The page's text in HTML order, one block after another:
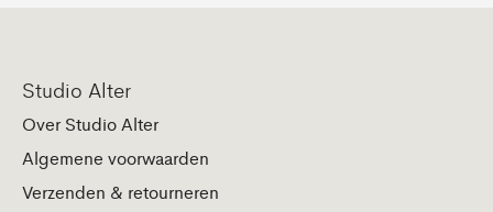
Studio Alter
Over Studio Alter
Algemene voorwaarden
Verzenden & retourneren